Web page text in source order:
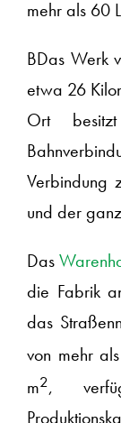
mehr als 60
BDas Werk
etwa 26
Ort
Verbindung
und der
Das
die Fabrik
das
von mehr
m2,